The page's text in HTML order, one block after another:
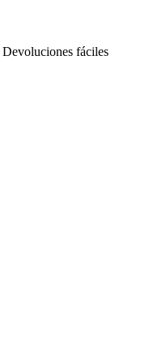
Devoluciones fáciles